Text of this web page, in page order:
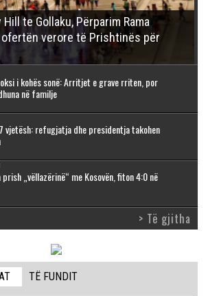
Hill te Gollaku, Përparim Rama
verore të Prishtinës për
i kohës sonë: Arritjet e grave rriten, por
në familje
vjetësh: refugjatja dhe presidentja takohen
prish „vëllazërinë“ me Kosovën, fiton 4:0 në
> Të gjitha
TË FUNDIT